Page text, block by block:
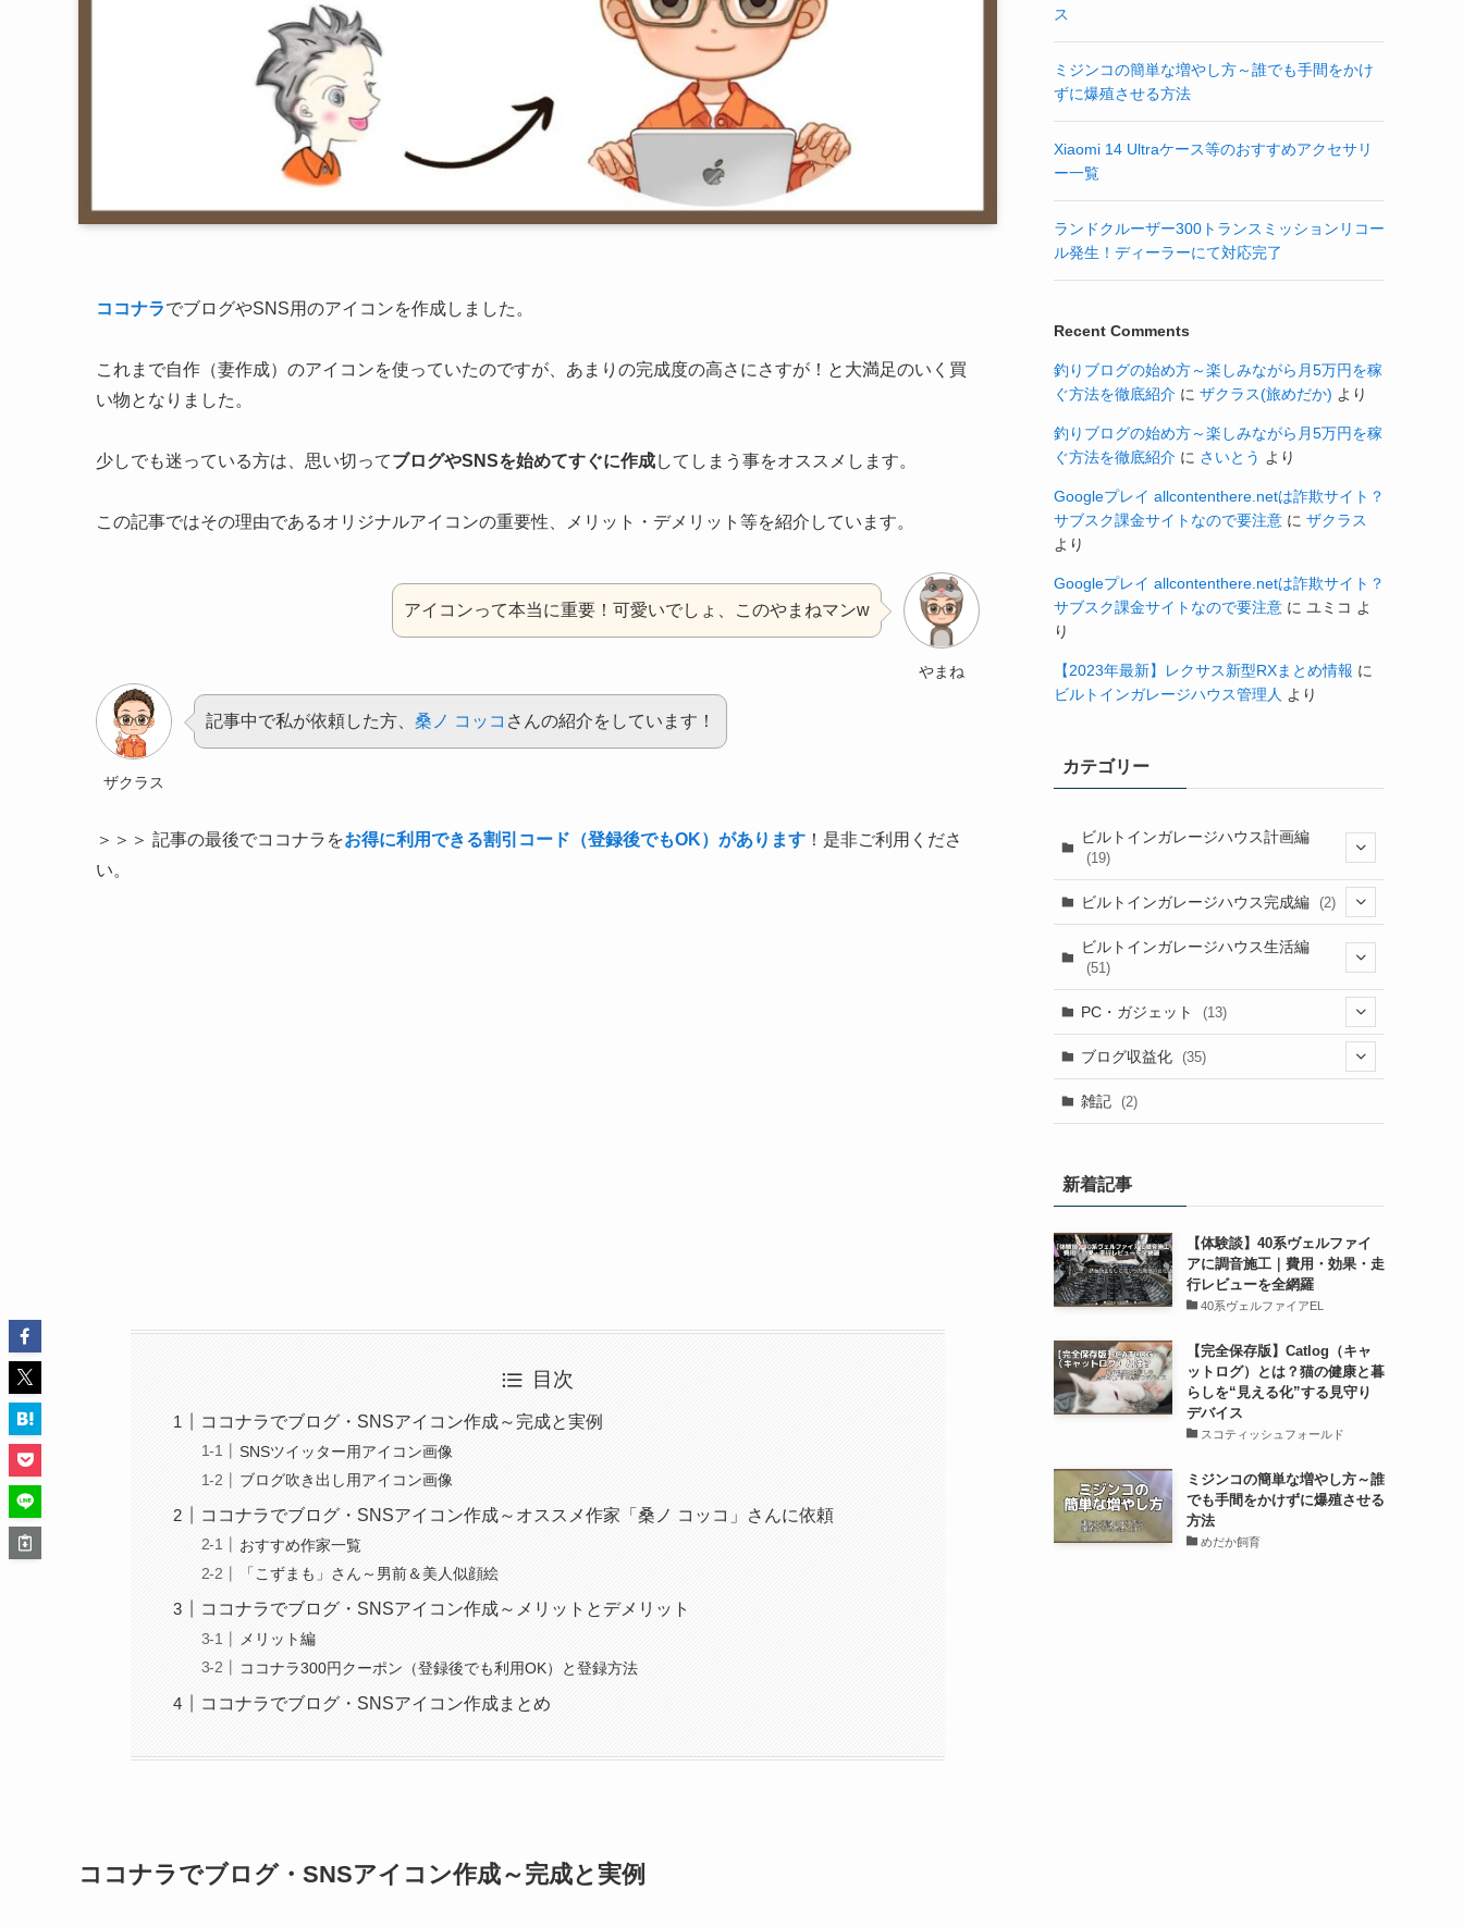
ココナラでブログやSNS用のアイコンを作成しました。
これまで自作（妻作成）のアイコンを使っていたのですが、あまりの完成度の高さにさすが！と大満足のいく買
い物となりました。
少しでも迷っている方は、思い切ってブログやSNSを始めてすぐに作成してしまう事をオススメします。
この記事ではその理由であるオリジナルアイコンの重要性、メリット・デメリット等を紹介しています。
やまね
アイコンって本当に重要！可愛いでしょ、このやまねマンw
ザクラス
記事中で私が依頼した方、 桑ノ コッコ さんの紹介をしています！
＞＞＞ 記事の最後でココナラをお得に利用できる割引コード（登録後でもOK）があります ！是非ご利用くださ
い。
目次
ココナラでブログ・SNSアイコン作成～完成と実例
SNSツイッター用アイコン画像
ブログ吹き出し用アイコン画像
ココナラでブログ・SNSアイコン作成～オススメ作家「桑ノ コッコ」さんに依頼
おすすめ作家一覧
「こずまも」さん～男前＆美人似顔絵
ココナラでブログ・SNSアイコン作成～メリットとデメリット
メリット編
ココナラ300円クーポン（登録後でも利用OK）と登録方法
ココナラでブログ・SNSアイコン作成まとめ
ココナラでブログ・SNSアイコン作成～完成と実例
ス
ミジンコの簡単な増やし方～誰でも手間をかけ
ずに爆殖させる方法
Xiaomi 14 Ultraケース等のおすすめアクセサリ
ー一覧
ランドクルーザー300トランスミッションリコー
ル発生！ディーラーにて対応完了
Recent Comments
釣りブログの始め方～楽しみながら月5万円を稼
ぐ方法を徹底紹介 に ザクラス(旅めだか) より
釣りブログの始め方～楽しみながら月5万円を稼
ぐ方法を徹底紹介 に さいとう より
Googleプレイ allcontenthere.netは詐欺サイト？
サブスク課金サイトなので要注意 に ザクラス
より
Googleプレイ allcontenthere.netは詐欺サイト？
サブスク課金サイトなので要注意 に ユミコ よ
り
【2023年最新】レクサス新型RXまとめ情報 に
ビルトインガレージハウス管理人 より
カテゴリー
ビルトインガレージハウス計画編
(19)
(11)
(5)
ビルトインガレージハウス完成編 (2)
(2)
(1)
ビルトインガレージハウス生活編
(51)
(1)
(1)
(25)
(2)
(5)
(8)
(1)
PC・ガジェット (13)
(1)
ブログ収益化 (35)
(6)
(2)
(2)
(5)
(2)
(1)
雑記 (2)
新着記事
【体験談】40系ヴェルファイ
アに調音施工｜費用・効果・走
行レビューを全網羅
40系ヴェルファイアEL
【完全保存版】Catlog（キャ
ットログ）とは？猫の健康と暮
らしを“見える化”する見守り
デバイス
スコティッシュフォールド
ミジンコの簡単な増やし方～誰
でも手間をかけずに爆殖させる
方法
めだか飼育